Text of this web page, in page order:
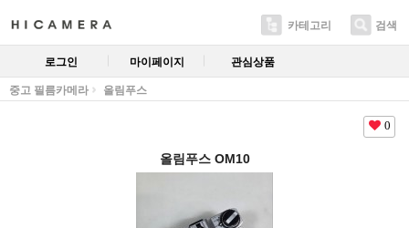
카테고리 검색
로그인 마이페이지 관심상품
중고 필름카메라 올림푸스
0
올림푸스 OM10